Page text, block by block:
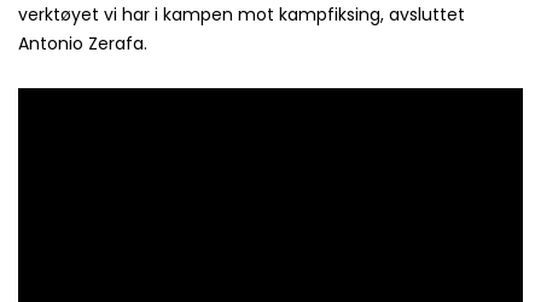
verktøyet vi har i kampen mot kampfiksing, avsluttet
Antonio Zerafa.